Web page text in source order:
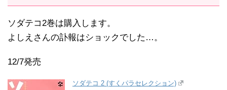
ソダテコ2巻は購入します。
よしえさんの訃報はショックでした…。
12/7発売
ソダテコ 2 (すくパラセレクション)